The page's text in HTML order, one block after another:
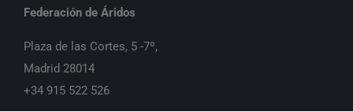
Federación de Áridos
Plaza de las Cortes, 5 -7º,
Madrid 28014
+34 915 522 526